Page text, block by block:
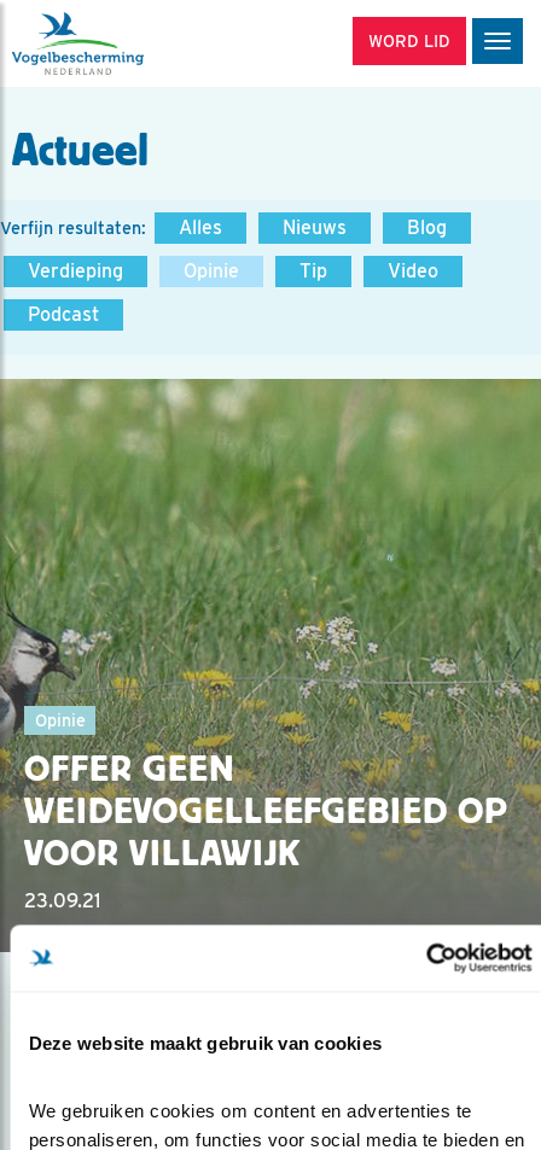
Deze website maakt gebruik van cookies
We gebruiken cookies om content en advertenties te
personaliseren, om functies voor social media te bieden en
WORD LID
Actueel
Verfijn resultaten: Alles Nieuws
Blog
Verdieping
Opinie Tip
Video
Podcast
Opinie
OFFER GEEN
WEIDEVOGELLEEFGEBIED OP
VOOR VILLAWIJK
23.09.21